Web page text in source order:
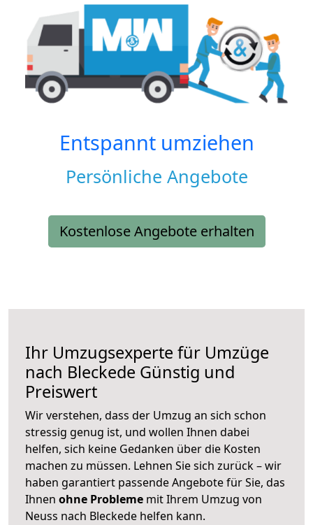
Entspannt umziehen
Persönliche Angebote
Kostenlose Angebote erhalten
Ihr Umzugsexperte für Umzüge
nach Bleckede Günstig und
Preiswert
Wir verstehen, dass der Umzug an sich schon
stressig genug ist, und wollen Ihnen dabei
helfen, sich keine Gedanken über die Kosten
machen zu müssen. Lehnen Sie sich zurück – wir
haben garantiert passende Angebote für Sie, das
Ihnen ohne Probleme mit Ihrem Umzug von
Neuss nach Bleckede helfen kann.